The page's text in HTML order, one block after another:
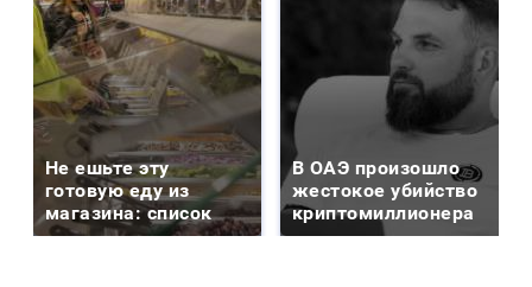
Не ешьте эту
готовую еду из
магазина: список
В ОАЭ произошло
жестокое убийство
криптомиллионера